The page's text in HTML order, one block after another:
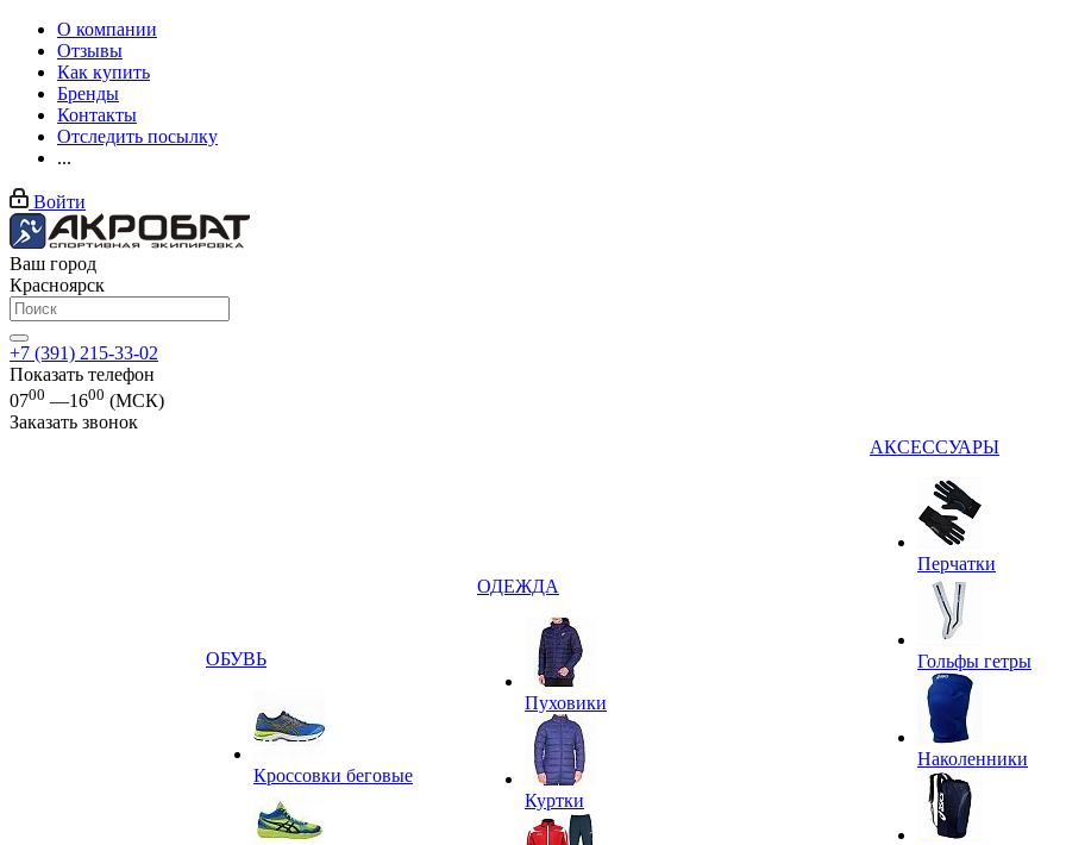
О компании
Отзывы
Как купить
Бренды
Контакты
Отследить посылку
...
Войти
Ваш город
Красноярск
+7 (391) 215-33-02
Показать телефон
0700 —1600 (МСК)
Заказать звонок
ОБУВЬ
Кроссовки беговые
ОДЕЖДА
Пуховики
Куртки
АКСЕССУАРЫ
Перчатки
Гольфы гетры
Наколенники